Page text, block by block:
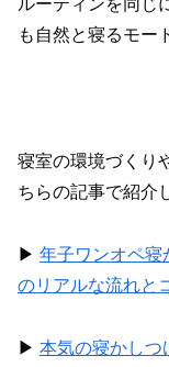
も自然と寝るモー
寝室の環境づくり
ちらの記事で紹介
▶︎ 年子ワンオペ寝
のリアルな流れと
▶︎ 本気の寝かしつ